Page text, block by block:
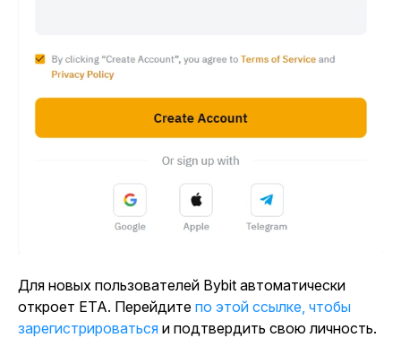
Для новых пользователей Bybit автоматически
откроет ЕТА. Перейдите по этой ссылке, чтобы
зарегистрироваться и подтвердить свою личность.